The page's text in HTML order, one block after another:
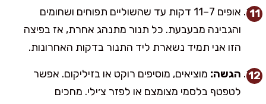
אופים 7–11 דקות עד שהשוליים תפוחים ושחומים
והגבינה מבעבעת. כל תנור מתנהג אחרת, אז בפיצה
הזו אני תמיד נשארת ליד התנור בדקות האחרונות.
הגשה: מוציאים, מוסיפים רוקט או בזיליקום. אפשר
לטפטף בלסמי מצומצם או לפזר צ׳ילי. מחכים